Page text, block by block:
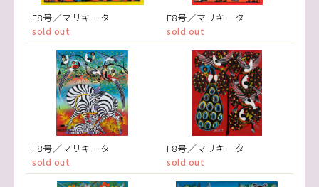
F8号／マリキータ
sold out
F8号／マリキータ
sold out
F8号／マリキータ
sold out
F8号／マリキータ
sold out